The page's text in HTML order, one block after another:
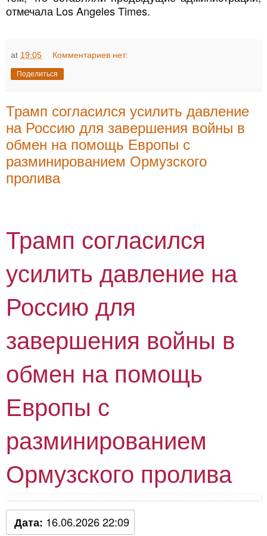
отмечала Los Angeles Times.
at 19:05 Комментариев нет:
Поделиться
Трамп согласился усилить давление
на Россию для завершения войны в
обмен на помощь Европы с
разминированием Ормузского
пролива
Трамп согласился
усилить давление на
Россию для
завершения войны в
обмен на помощь
Европы с
разминированием
Ормузского пролива
Дата: 16.06.2026 22:09